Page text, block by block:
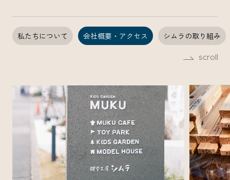
私たちについて 会社概要・アクセス シムラの取り組み
scroll